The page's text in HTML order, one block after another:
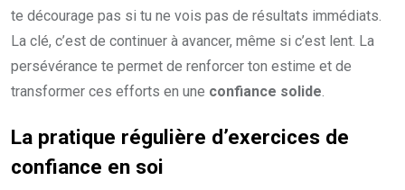
te décourage pas si tu ne vois pas de résultats immédiats.
La clé, c’est de continuer à avancer, même si c’est lent. La
persévérance te permet de renforcer ton estime et de
transformer ces efforts en une confiance solide.
La pratique régulière d’exercices de
confiance en soi